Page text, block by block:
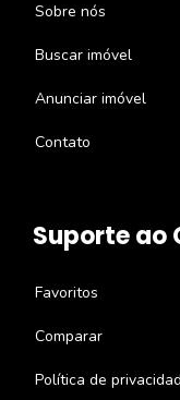
Sobre nós
Buscar imóvel
Anunciar imóvel
Contato
Suporte ao
Favoritos
Comparar
Política de